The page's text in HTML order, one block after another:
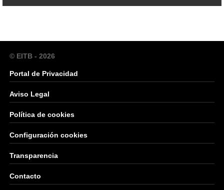
© EITB - 2026
Portal de Privacidad
Aviso Legal
Política de cookies
Configuración cookies
Transparencia
Contacto